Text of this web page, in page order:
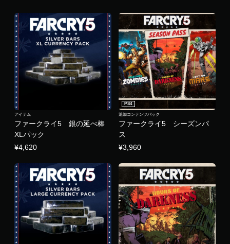
ファークライ5 銀の延べ棒
XLパック
アイテム
¥4,620
ファークライ5 シーズンパ
ス
PS4
追加コンテンツパック
¥3,960